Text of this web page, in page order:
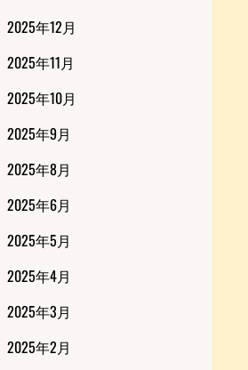
2025年12月
2025年11月
2025年10月
2025年9月
2025年8月
2025年6月
2025年5月
2025年4月
2025年3月
2025年2月